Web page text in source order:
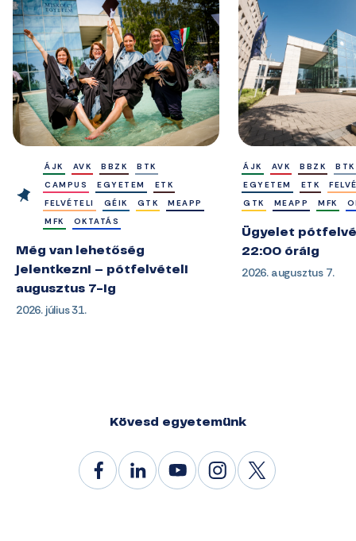
ÁJK AVK BBZK
BTK
CAMPUS
EGYETEM
ETK
FELVÉTELI
GÉIK GTK
MEAPP
MFK
OKTATÁS
Még van lehetőség
jelentkezni – pótfelvételi
augusztus 7-ig
2026. július 31.
ÁJK AVK BBZK
BTK
EGYETEM
ETK
GTK
MEAPP MFK
Ügyelet
22:00 óráig
2026. augusztus 7.
Kövesd egyetemünk